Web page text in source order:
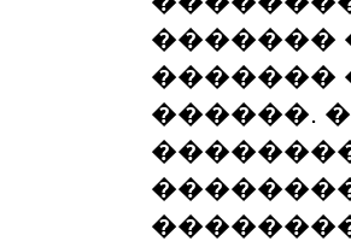
�������
�������
������. �